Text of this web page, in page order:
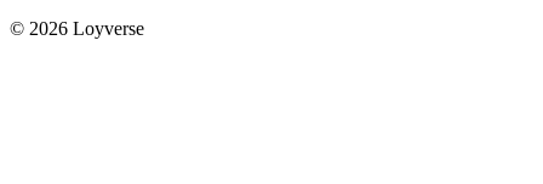
© 2026 Loyverse